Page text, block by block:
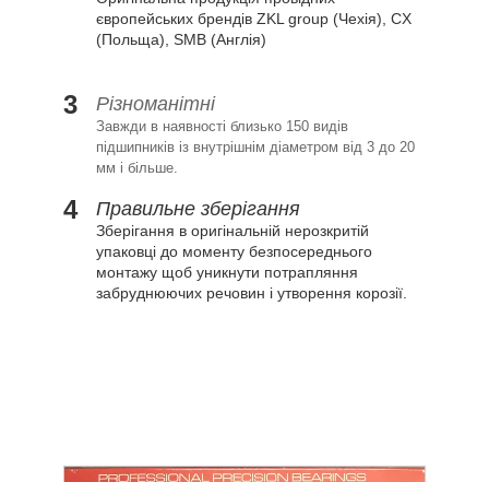
європейських брендів ZKL group (Чехія), CX
(Польща), SMB (Англія)
3 Різноманітні
Завжди в наявності близько 150 видів
підшипників із внутрішнім діаметром від 3 до 20
мм і більше.
4 Правильне зберігання
Зберігання в оригінальній нерозкритій
упаковці до моменту безпосереднього
монтажу щоб уникнути потрапляння
забруднюючих речовин і утворення корозії.